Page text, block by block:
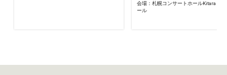
会場：札幌コンサートホールKitara 小
ール